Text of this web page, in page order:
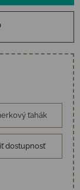
ťahák
dostupnosť